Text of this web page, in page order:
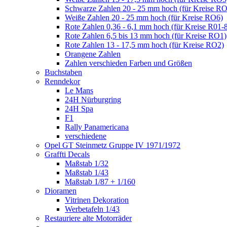
Schwarze Zahlen 20 - 25 mm hoch (für Kreise
Weiße Zahlen 20 - 25 mm hoch (für Kreise RO6)
Rote Zahlen 0,36 - 6,1 mm hoch (für Kreise R01-
Rote Zahlen 6,5 bis 13 mm hoch (für Kreise RO1)
Rote Zahlen 13 - 17,5 mm hoch (für Kreise RO2)
Orangene Zahlen
Zahlen verschieden Farben und Größen
Buchstaben
Renndekor
Le Mans
24H Nürburgring
24H Spa
F1
Rally Panamericana
verschiedene
Opel GT Steinmetz Gruppe IV 1971/1972
Graffti Decals
Maßstab 1/32
Maßstab 1/43
Maßstab 1/87 + 1/160
Dioramen
Vitrinen Dekoration
Werbetafeln 1/43
Restauriere alte Motorräder